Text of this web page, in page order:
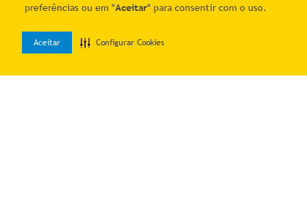
preferências ou em "Aceitar" para consentir com o uso.
Aceitar Configurar Cookies